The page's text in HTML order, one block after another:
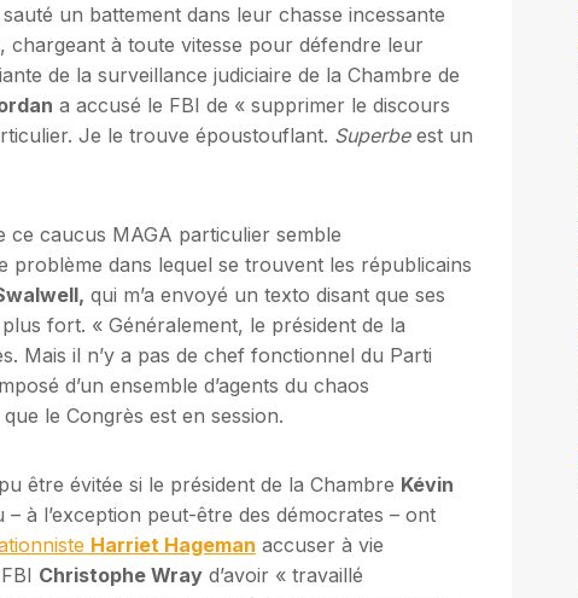
un battement dans leur chasse incessante
chargeant à toute vitesse pour défendre leur
de la surveillance judiciaire de la Chambre de
a accusé le FBI de « supprimer le discours
Je le trouve époustouflant. Superbeest un
ce caucus MAGA particulier semble
problème dans lequel se trouvent les républicains
qui m’a envoyé un texto disant que ses
fort. « Généralement, le président de la
Mais il n’y a pas de chef fonctionnel du Parti
d’un ensemble d’agents du chaos
le Congrès est en session.
être évitée si le président de la Chambre Kévin
à l’exception peut-être des démocrates – ont
Harriet Hageman accuser à vie
Christophe Wray d’avoir « travaillé